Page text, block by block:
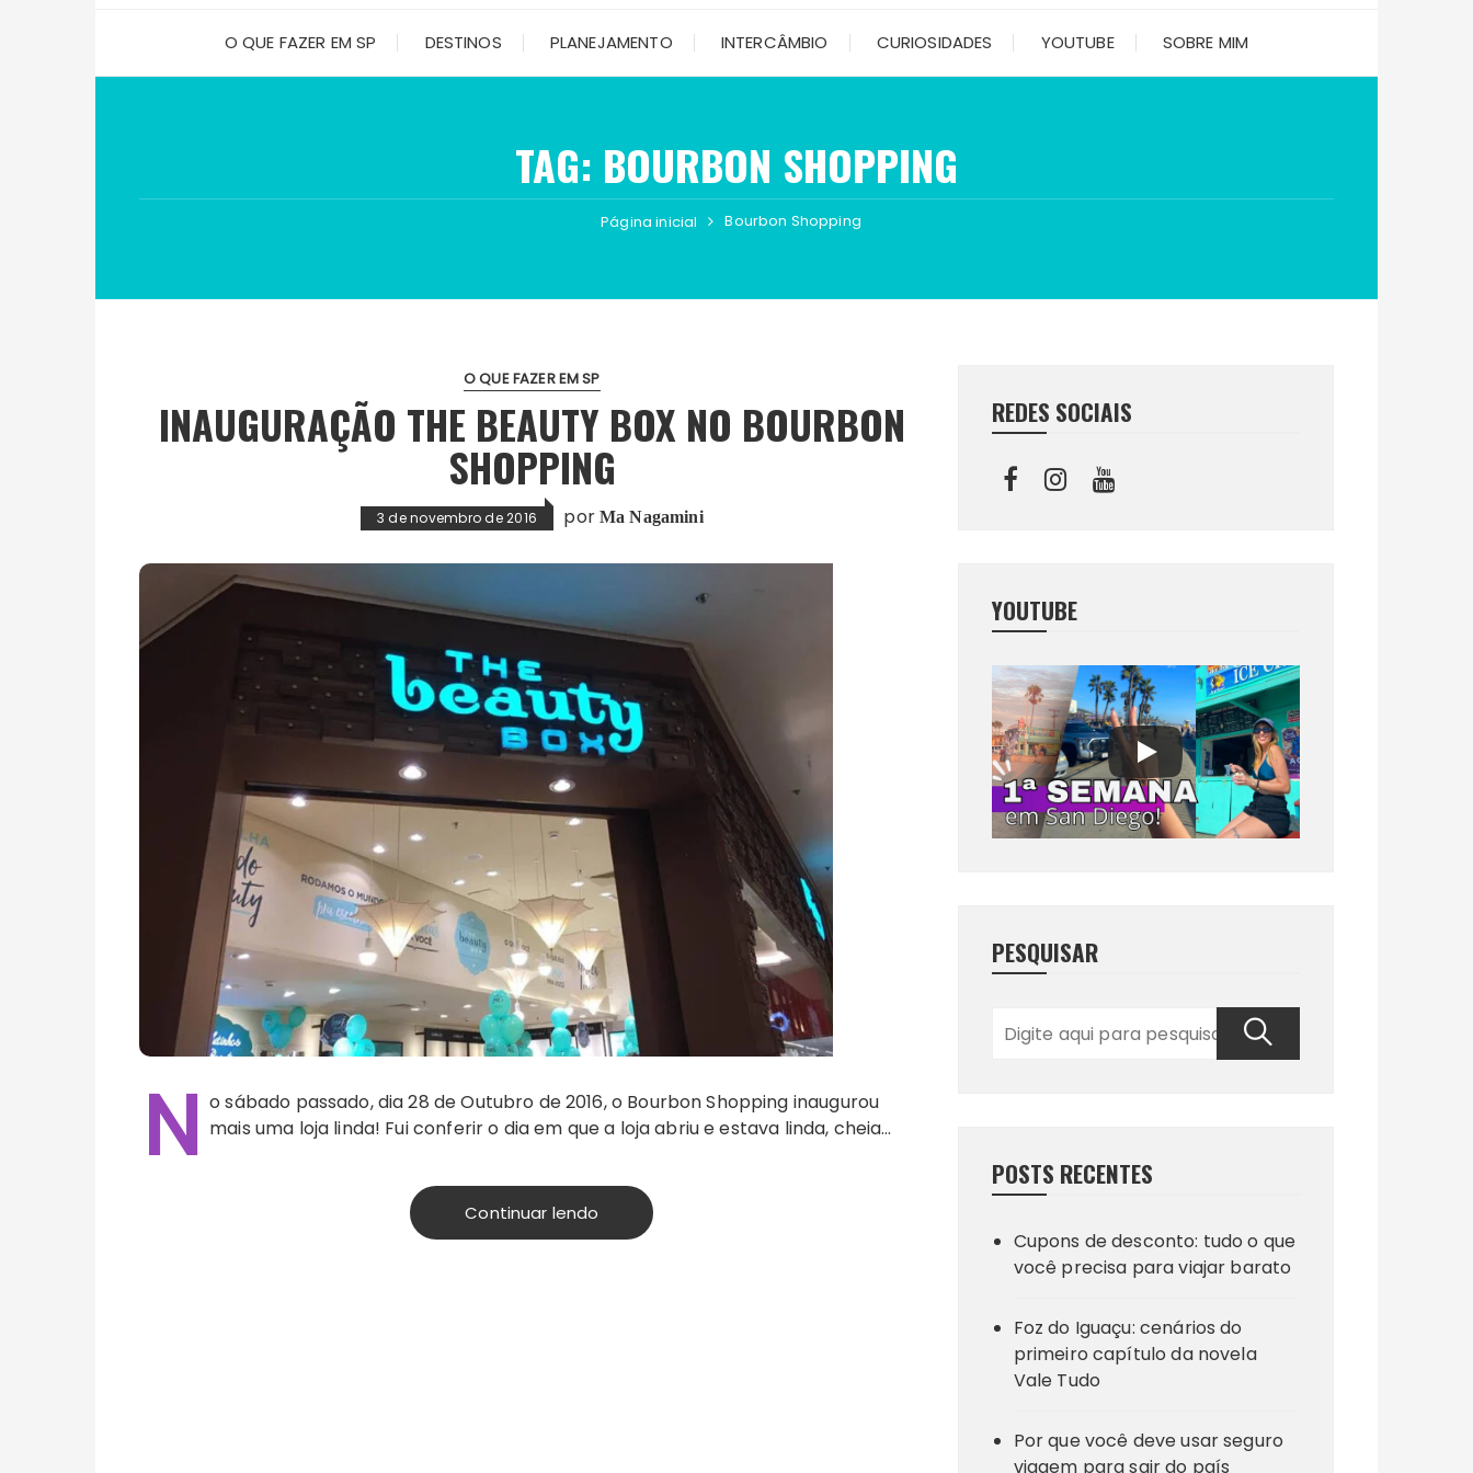
O QUE FAZER EM SP DESTINOS PLANEJAMENTO INTERCÂMBIO CURIOSIDADES YOUTUBE SOBRE MIM
TAG: BOURBON SHOPPING
Página inicial Bourbon Shopping
O QUE FAZER EM SP
INAUGURAÇÃO THE BEAUTY BOX NO BOURBON
SHOPPING
3 de novembro de 2016 por Ma Nagamini
N o sábado passado, dia 28 de Outubro de 2016, o Bourbon Shopping inaugurou
mais uma loja linda! Fui conferir o dia em que a loja abriu e estava linda, cheia…
Continuar lendo
REDES SOCIAIS
YOUTUBE
PESQUISAR
POSTS RECENTES
Cupons de desconto: tudo o que
você precisa para viajar barato
Foz do Iguaçu: cenários do
primeiro capítulo da novela
Vale Tudo
Por que você deve usar seguro
viagem para sair do país